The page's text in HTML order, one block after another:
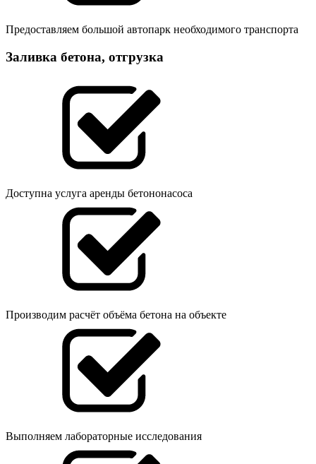
Предоставляем большой автопарк необходимого транспорта
Заливка бетона, отгрузка
Доступна услуга аренды бетононасоса
Производим расчёт объёма бетона на объекте
Выполняем лабораторные исследования